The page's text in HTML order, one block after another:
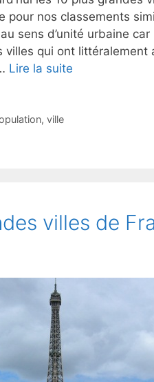
pour nos classements
sens d’unité urbaine
qui ont littéralement
Lire la suite
, ville
villes de